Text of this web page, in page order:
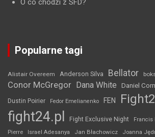
O co chodzi z SFD?
Popularne tagi
Alistair Overeem Anderson Silva Bellator
Conor McGregor Dana White Daniel
Dustin Poirier Fedor Emelianenko FEN
fight24.pl Fight Exclusive Night Francis
Pierre
Israel Adesanya Jan Błachowicz Joanna